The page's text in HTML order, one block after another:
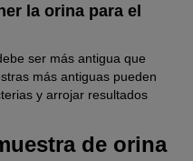
la orina para el
ser más antigua que
más antiguas pueden
y arrojar resultados
de orina